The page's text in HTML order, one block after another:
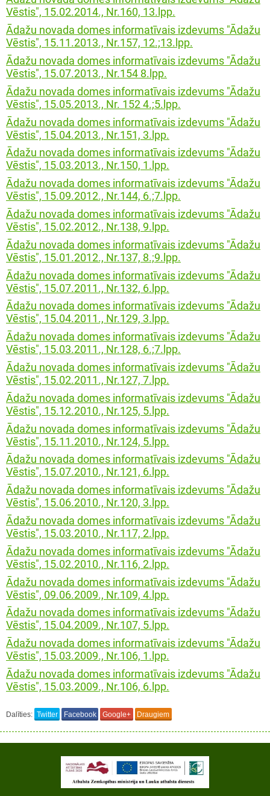
Vēstis", 15.02.2014., Nr.160, 13.lpp.
Ādažu novada domes informatīvais izdevums "Ādažu
Vēstis", 15.11.2013., Nr.157, 12.;13.lpp.
Ādažu novada domes informatīvais izdevums "Ādažu
Vēstis", 15.07.2013., Nr.154 8.lpp.
Ādažu novada domes informatīvais izdevums "Ādažu
Vēstis", 15.05.2013., Nr. 152 4.;5.lpp.
Ādažu novada domes informatīvais izdevums "Ādažu
Vēstis", 15.04.2013., Nr.151, 3.lpp.
Ādažu novada domes informatīvais izdevums "Ādažu
Vēstis", 15.03.2013., Nr.150, 1.lpp.
Ādažu novada domes informatīvais izdevums "Ādažu
Vēstis", 15.09.2012., Nr.144, 6.;7.lpp.
Ādažu novada domes informatīvais izdevums "Ādažu
Vēstis", 15.02.2012., Nr.138, 9.lpp.
Ādažu novada domes informatīvais izdevums "Ādažu
Vēstis", 15.01.2012., Nr.137, 8.;9.lpp.
Ādažu novada domes informatīvais izdevums "Ādažu
Vēstis", 15.07.2011., Nr.132, 6.lpp.
Ādažu novada domes informatīvais izdevums "Ādažu
Vēstis", 15.04.2011., Nr.129, 3.lpp.
Ādažu novada domes informatīvais izdevums "Ādažu
Vēstis", 15.03.2011., Nr.128, 6.;7.lpp.
Ādažu novada domes informatīvais izdevums "Ādažu
Vēstis", 15.02.2011., Nr.127, 7.lpp.
Ādažu novada domes informatīvais izdevums "Ādažu
Vēstis", 15.12.2010., Nr.125, 5.lpp.
Ādažu novada domes informatīvais izdevums "Ādažu
Vēstis", 15.11.2010., Nr.124, 5.lpp.
Ādažu novada domes informatīvais izdevums "Ādažu
Vēstis", 15.07.2010., Nr.121, 6.lpp.
Ādažu novada domes informatīvais izdevums "Ādažu
Vēstis", 15.06.2010., Nr.120, 3.lpp.
Ādažu novada domes informatīvais izdevums "Ādažu
Vēstis", 15.03.2010., Nr.117, 2.lpp.
Ādažu novada domes informatīvais izdevums "Ādažu
Vēstis", 15.02.2010., Nr.116, 2.lpp.
Ādažu novada domes informatīvais izdevums "Ādažu
Vēstis", 09.06.2009., Nr.109, 4.lpp.
Ādažu novada domes informatīvais izdevums "Ādažu
Vēstis", 15.04.2009., Nr.107, 5.lpp.
Ādažu novada domes informatīvais izdevums "Ādažu
Vēstis", 15.03.2009., Nr.106, 1.lpp.
Ādažu novada domes informatīvais izdevums "Ādažu
Vēstis", 15.03.2009., Nr.106, 6.lpp.
Dalīties: Twitter Facebook Google+ Draugiem